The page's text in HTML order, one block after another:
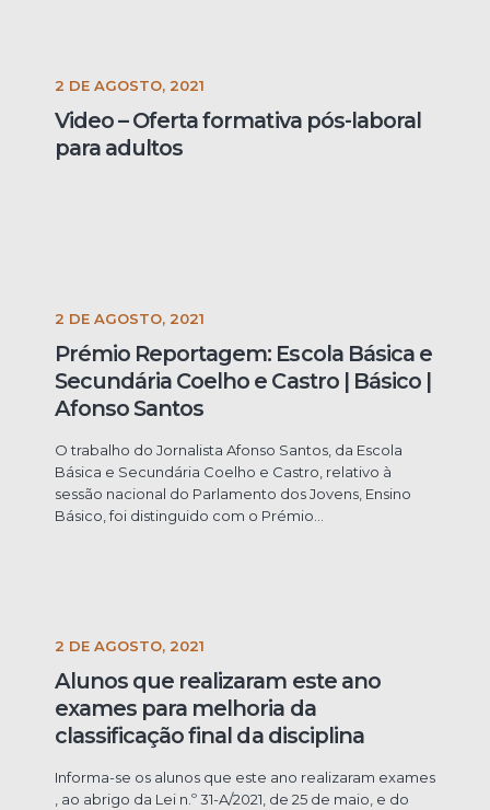
2 DE AGOSTO, 2021
Video – Oferta formativa pós-laboral
para adultos
2 DE AGOSTO, 2021
Prémio Reportagem: Escola Básica e
Secundária Coelho e Castro | Básico |
Afonso Santos
O trabalho do Jornalista Afonso Santos, da Escola
Básica e Secundária Coelho e Castro, relativo à
sessão nacional do Parlamento dos Jovens, Ensino
Básico, foi distinguido com o Prémio...
2 DE AGOSTO, 2021
Alunos que realizaram este ano
exames para melhoria da
classificação final da disciplina
Informa-se os alunos que este ano realizaram exames
, ao abrigo da Lei n.º 31-A/2021, de 25 de maio, e do